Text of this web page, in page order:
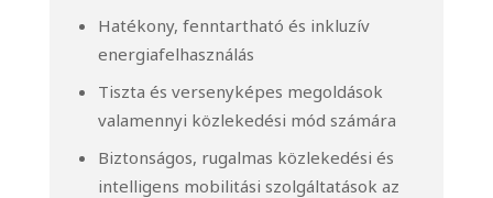
Hatékony, fenntartható és inkluzív
energiafelhasználás
Tiszta és versenyképes megoldások
valamennyi közlekedési mód számára
Biztonságos, rugalmas közlekedési és
intelligens mobilitási szolgáltatások az